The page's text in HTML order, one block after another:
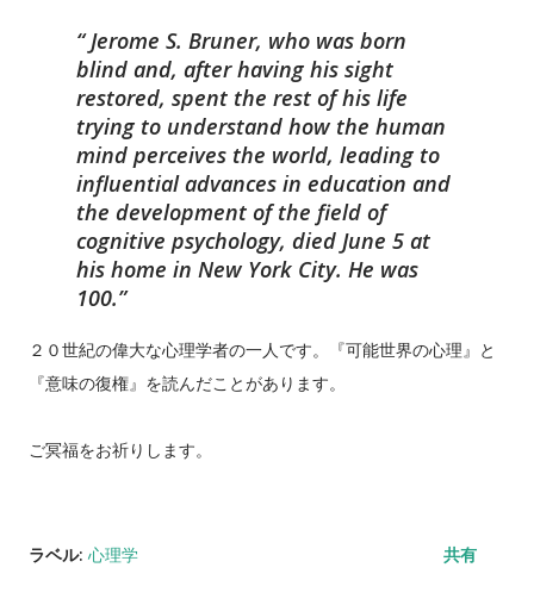
Jerome S. Bruner, who was born
blind and, after having his sight
restored, spent the rest of his life
trying to understand how the human
mind perceives the world, leading to
influential advances in education and
the development of the field of
cognitive psychology, died June 5 at
his home in New York City. He was
100.
２０世紀の偉大な心理学者の一人です。『可能世界の心理』と
『意味の復権』を読んだことがあります。
ご冥福をお祈りします。
ラベル: 心理学 共有